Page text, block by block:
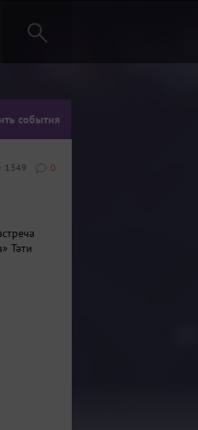
события
0
1349
Тәти